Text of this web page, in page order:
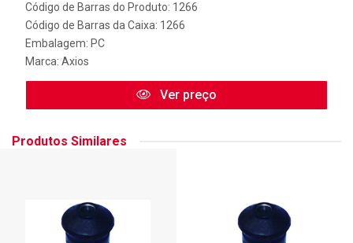
Código de Barras do Produto: 1266
Código de Barras da Caixa: 1266
Embalagem: PC
Marca: Axios
Ver preço
Produtos Similares